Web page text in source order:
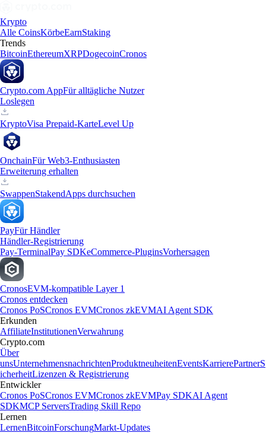
Krypto
Alle CoinsKörbeEarnStaking
Trends
BitcoinEthereumXRPDogecoinCronos
Crypto.com AppFür alltägliche Nutzer
Loslegen
KryptoVisa Prepaid-KarteLevel Up
OnchainFür Web3-Enthusiasten
Erweiterung erhalten
SwappenStakendApps durchsuchen
PayFür Händler
Händler-Registrierung
Pay-TerminalPay SDKeCommerce-PluginsVorhersagen
CronosEVM-kompatible Layer 1
Cronos entdecken
Cronos PoSCronos EVMCronos zkEVMAI Agent SDK
Erkunden
AffiliateInstitutionenVerwahrung
Crypto.com
Über
unsUnternehmensnachrichtenProduktneuheitenEventsKarrierePartnerS
icherheitLizenzen & Registrierung
Entwickler
Cronos PoSCronos EVMCronos zkEVMPay SDKAI Agent
SDKMCP ServersTrading Skill Repo
Lernen
LernenBitcoinForschungMarkt-Updates